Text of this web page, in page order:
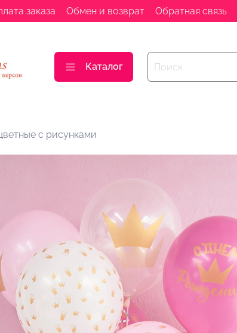
заказа Обмен и возврат Обратная связь
Каталог
с рисунками